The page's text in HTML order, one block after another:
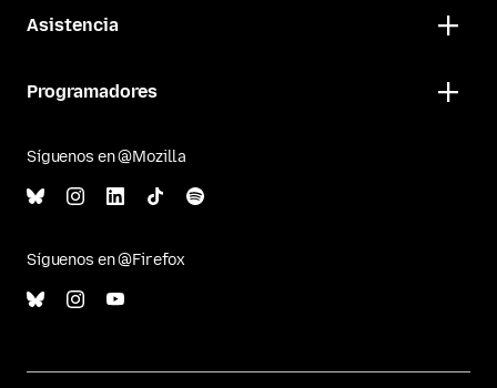
Asistencia
Programadores
Síguenos en @Mozilla
Síguenos en @Firefox